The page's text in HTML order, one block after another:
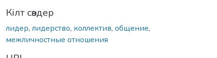
Кілт сөздер
лидер, лидерство, коллектив, общение,
межличностные отношения